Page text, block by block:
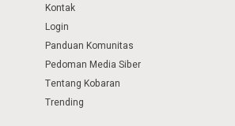
Kontak
Login
Panduan Komunitas
Pedoman Media Siber
Tentang Kobaran
Trending